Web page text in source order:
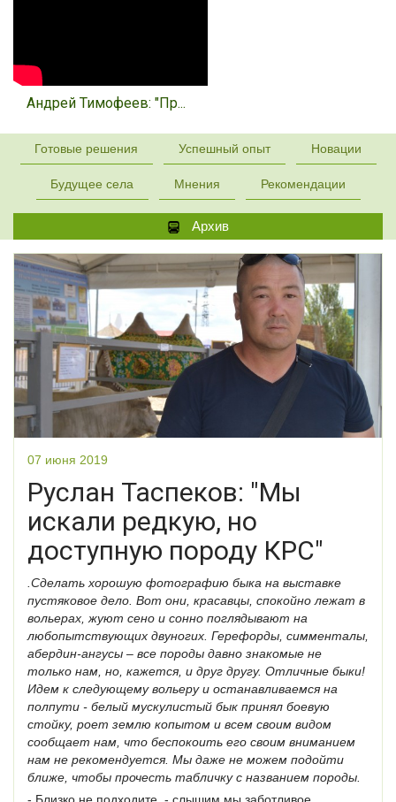
Андрей Тимофеев: "Пр...
Готовые решения Успешный опыт Новации
Будущее села Мнения Рекомендации
Архив
07 июня 2019
Руслан Таспеков: "Мы
искали редкую, но
доступную породу КРС"
.Сделать хорошую фотографию быка на выставке
пустяковое дело. Вот они, красавцы, спокойно лежат в
вольерах, жуют сено и сонно поглядывают на
любопытствующих двуногих. Герефорды, симменталы,
абердин-ангусы – все породы давно знакомые не
только нам, но, кажется, и друг другу. Отличные быки!
Идем к следующему вольеру и останавливаемся на
полпути - белый мускулистый бык принял боевую
стойку, роет землю копытом и всем своим видом
сообщает нам, что беспокоить его своим вниманием
нам не рекомендуется. Мы даже не можем подойти
ближе, чтобы прочесть табличку с названием породы.